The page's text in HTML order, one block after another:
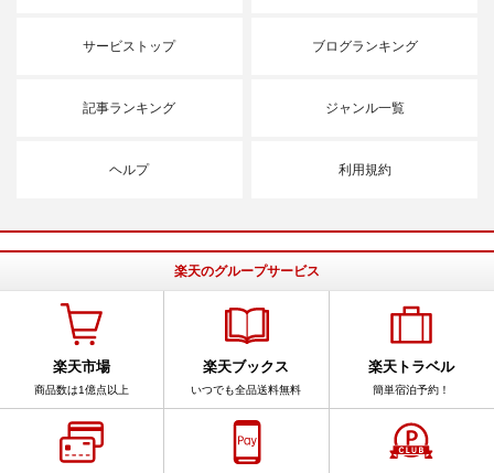
サービストップ ブログランキング
記事ランキング ジャンル一覧
ヘルプ 利用規約
楽天のグループサービス
楽天市場
商品数は1億点以上
楽天ブックス
いつでも全品送料無料
楽天トラベル
簡単宿泊予約！